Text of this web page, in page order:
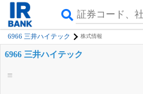
6966 三井ハイテック 株式情報
6966 三井ハイテック